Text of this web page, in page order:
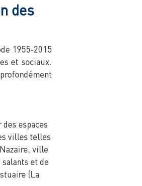
des
1955-2015
et sociaux.
espaces
villes telles
ville
et de
(La